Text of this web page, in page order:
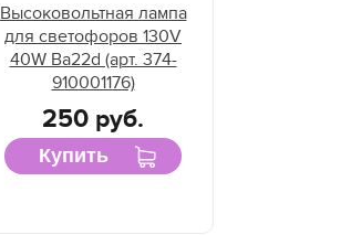
Высоковольтная лампа
для светофоров 130V
40W Ba22d (арт. 374-
910001176)
250 руб.
Купить